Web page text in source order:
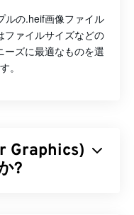
ルの.heif画像ファイル
ファイルサイズなどの
ズに最適なものを選
。
Graphics)
?